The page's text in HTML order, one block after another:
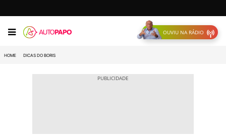
OUVIU NA RÁDIO
HOME DICAS DO BORIS